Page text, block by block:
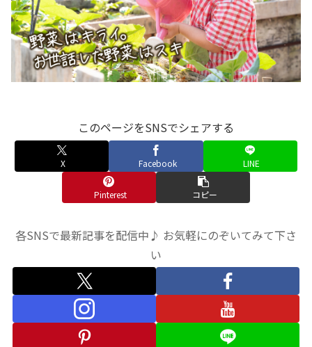
このページをSNSでシェアする
X Facebook LINE
Pinterest コピー
各SNSで最新記事を配信中♪ お気軽にのぞいてみて下さ
い